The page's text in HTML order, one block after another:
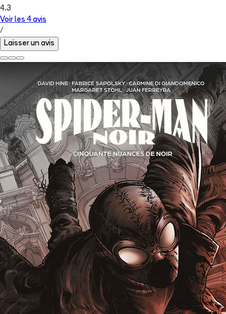
4.3
Voir les 4 avis
/
Laisser un avis